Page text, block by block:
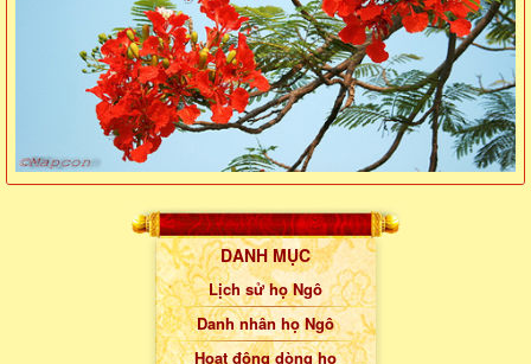
DANH MỤC
Lịch sử họ Ngô
Danh nhân họ Ngô
Hoạt động dòng họ